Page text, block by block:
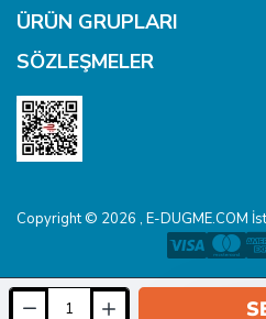
ÜRÜN GRUPLARI
SÖZLEŞMELER
Copyright © 2026 , E-DUGME.COM